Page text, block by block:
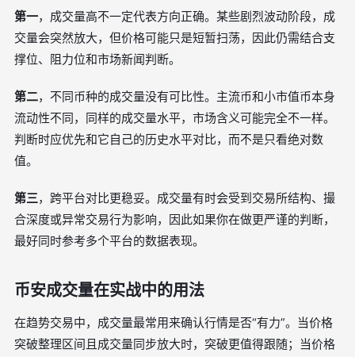
第一，成交量高不一定代表方向正确。某些剧烈波动阶段，成
交量会突然放大，但价格可能只是短暂扫荡，因此仍需结合支
撑位、阻力位和市场新闻判断。
第二，不同币种的成交量没有可比性。主流币和小市值币本身
流动性不同，同样的成交量水平，市场含义可能完全不一样。
判断时应优先和它自己的历史水平对比，而不是只看绝对数
值。
第三，跨平台对比更稳妥。成交量有时会受到交易所结构、撮
合深度或异常交易行为影响，因此如果你在做更严谨的判断，
最好同时参考多个平台的数据表现。
币安成交量在实战中的用法
在趋势交易中，成交量最常用来确认行情是否“有力”。当价格
突破整理区间且成交量同步放大时，突破更值得跟随；当价格